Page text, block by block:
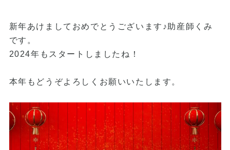
新年あけましておめでとうございます♪助産師くみ
です。
2024年もスタートしましたね！
本年もどうぞよろしくお願いいたします。